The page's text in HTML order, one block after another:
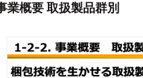
業概要 取扱製品群別